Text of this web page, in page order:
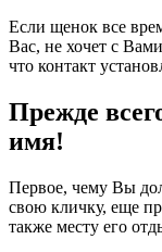
Если щенок все
Вас, не хочет с
что контакт
Прежде
имя!
Первое, чему Вы
свою кличку, еще
также месту его